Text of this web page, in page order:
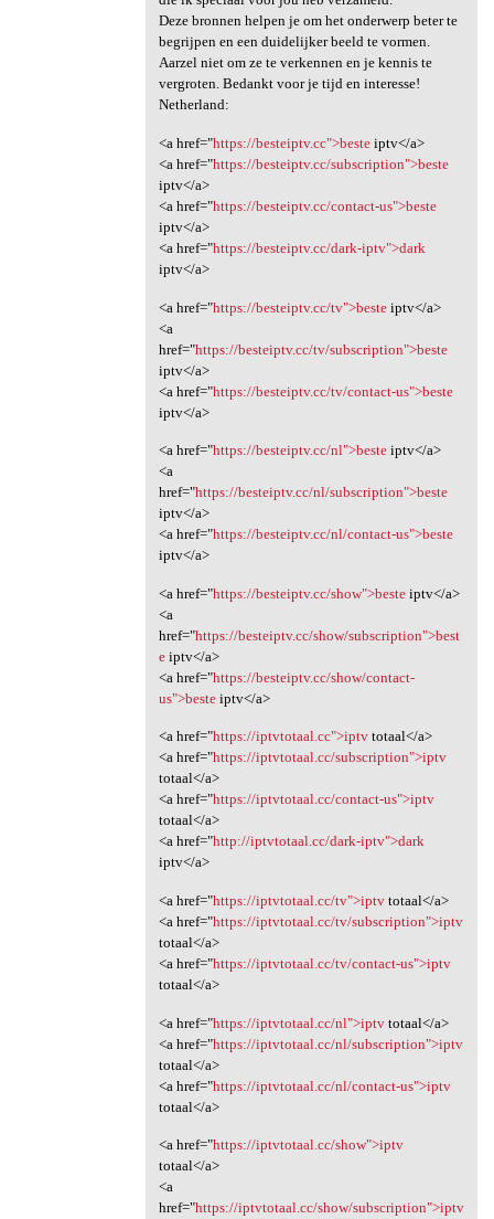
Deze bronnen helpen je om het onderwerp beter te
begrijpen en een duidelijker beeld te vormen.
Aarzel niet om ze te verkennen en je kennis te
vergroten. Bedankt voor je tijd en interesse!
Netherland:
<a href="https://besteiptv.cc">besteiptv</a>
<a href="https://besteiptv.cc/subscription">beste
iptv</a>
<a href="https://besteiptv.cc/contact-us">beste
iptv</a>
<a href="https://besteiptv.cc/dark-iptv">dark
iptv</a>
<a href="https://besteiptv.cc/tv">besteiptv</a>
<a
href="https://besteiptv.cc/tv/subscription">beste
iptv</a>
<a href="https://besteiptv.cc/tv/contact-us">beste
iptv</a>
<a href="https://besteiptv.cc/nl">besteiptv</a>
<a
href="https://besteiptv.cc/nl/subscription">beste
iptv</a>
<a href="https://besteiptv.cc/nl/contact-us">beste
iptv</a>
<a href="https://besteiptv.cc/show">besteiptv</a>
<a
href="https://besteiptv.cc/show/subscription">best
eiptv</a>
<a href="https://besteiptv.cc/show/contact-
us">besteiptv</a>
<a href="https://iptvtotaal.cc">iptvtotaal</a>
<a href="https://iptvtotaal.cc/subscription">iptv
totaal</a>
<a href="https://iptvtotaal.cc/contact-us">iptv
totaal</a>
<a href="http://iptvtotaal.cc/dark-iptv">dark
iptv</a>
<a href="https://iptvtotaal.cc/tv">iptvtotaal</a>
<a href="https://iptvtotaal.cc/tv/subscription">iptv
totaal</a>
<a href="https://iptvtotaal.cc/tv/contact-us">iptv
totaal</a>
<a href="https://iptvtotaal.cc/nl">iptvtotaal</a>
<a href="https://iptvtotaal.cc/nl/subscription">iptv
totaal</a>
<a href="https://iptvtotaal.cc/nl/contact-us">iptv
totaal</a>
<a href="https://iptvtotaal.cc/show">iptv
totaal</a>
<a
href="https://iptvtotaal.cc/show/subscription">iptv